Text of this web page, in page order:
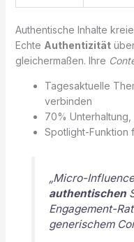
Authentische Inhalte
Echte Authentizität
gleichermaßen. Ihre
Tagesaktuelle
verbinden
70%
Spotlight-Funktion
„Micro-
authentischen
Engagement-
generischem